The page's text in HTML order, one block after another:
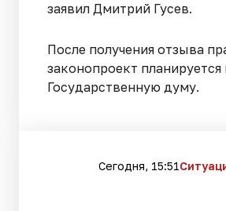
заявил Дмитрий Гусев.
После получения отзыва
законопроект планируется
Государственную думу.
Сегодня, 15:51